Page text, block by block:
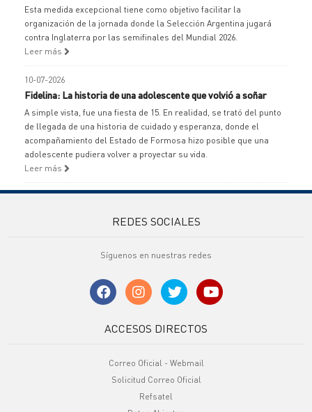
Esta medida excepcional tiene como objetivo facilitar la
organización de la jornada donde la Selección Argentina jugará
contra Inglaterra por las semifinales del Mundial 2026.
Leer más
10-07-2026
Fidelina: La historia de una adolescente que volvió a soñar
A simple vista, fue una fiesta de 15. En realidad, se trató del punto
de llegada de una historia de cuidado y esperanza, donde el
acompañamiento del Estado de Formosa hizo posible que una
adolescente pudiera volver a proyectar su vida.
Leer más
REDES SOCIALES
Síguenos en nuestras redes
ACCESOS DIRECTOS
Correo Oficial - Webmail
Solicitud Correo Oficial
Refsatel